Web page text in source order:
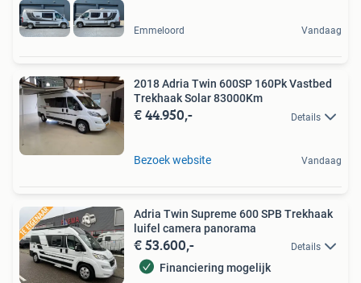
Emmeloord Vandaag
2018 Adria Twin 600SP 160Pk Vastbed
Trekhaak Solar 83000Km
€ 44.950,- Details
Bezoek website Vandaag
Adria Twin Supreme 600 SPB Trekhaak
luifel camera panorama
€ 53.600,- Details
Financiering mogelijk